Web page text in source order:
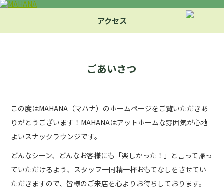
アクセス
ごあいさつ
この度はMAHANA（マハナ）のホームページをご覧いただきあ
りがとうございます！MAHANAはアットホームな雰囲気が心地
よいスナックラウンジです。
どんなシーン、どんなお客様にも「楽しかった！」と言って帰っ
ていただけるよう、スタッフ一同精一杯おもてなしをさせてい
ただきますので、皆様のご来店を心よりお待ちしております。